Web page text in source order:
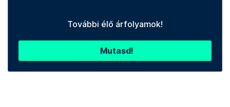
További élő árfolyamok!
Mutasd!